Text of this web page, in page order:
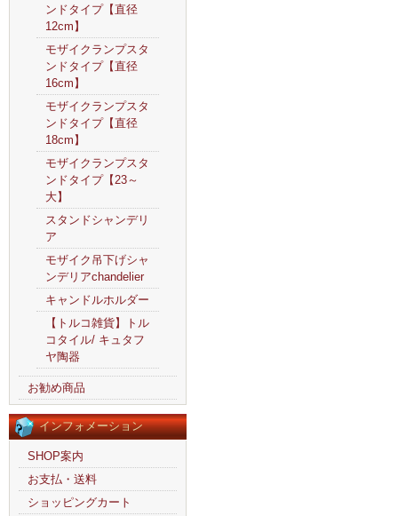
ンドタイプ【直径
12cm】
モザイクランプスタ
ンドタイプ【直径
16cm】
モザイクランプスタ
ンドタイプ【直径
18cm】
モザイクランプスタ
ンドタイプ【23～
大】
スタンドシャンデリ
ア
モザイク吊下げシャ
ンデリアchandelier
キャンドルホルダー
【トルコ雑貨】トル
コタイル/ キュタフ
ヤ陶器
お勧め商品
インフォメーション
SHOP案内
お支払・送料
ショッピングカート